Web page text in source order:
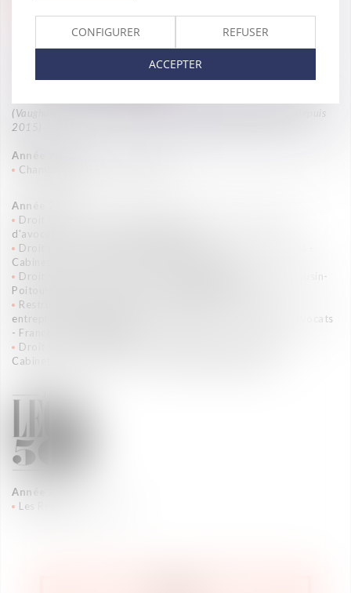
(Vaughan Avocats est présent dans les classements Décideurs depuis
2015)
Année 2026
Chambers 2026 – employment
Année
Droit social - Contentieux individuel à risques - Cabinet
d'avocats - France - 2024
Droit social - Négociations collectives et relations sociales -
Cabinet d'avocats - France - 2024
Droit social - Cabinet d'avocats - France - Aquitaine-Limousin-
Poitou-Charentes - Occitanie - 2024
Restructuring & Entreprises en difficulté - Conseil des
entreprises et actionnaires - Small & mid-cap - Cabinet d'avocats
- France - 2024
Droit social - Gestion sociale des M&A et audits sociaux -
Cabinet d'avocats - France - 2024
Année 2022
Les Régions : Top Tier
CONFIGURER REFUSER
ACCEPTER